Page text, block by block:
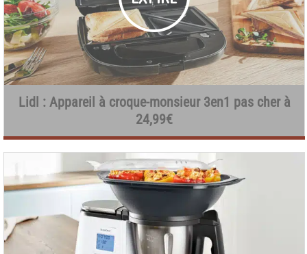
Lidl : Appareil à croque-monsieur 3en1 pas cher à
24,99€